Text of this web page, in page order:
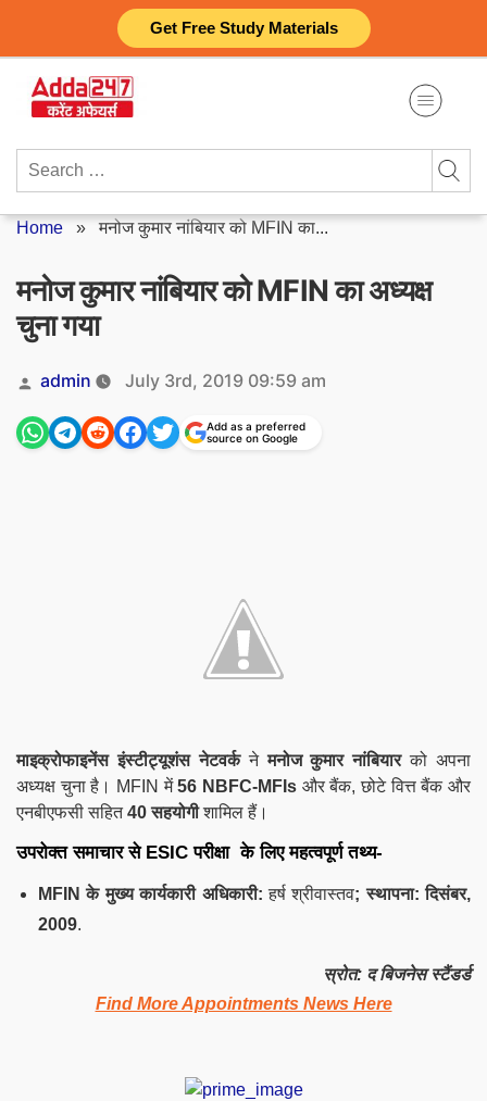
Get Free Study Materials
content
Search
Home »मनोज कुमार नांबियार को MFIN का...
मनोज कुमार नांबियार को MFIN का अध्यक्ष
चुना गया
Posted
by
admin July 3rd, 2019 09:59 am
Add as a preferred
source on Google
माइक्रोफाइनेंस इंस्टीट्यूशंस नेटवर्कनेमनोज कुमार नांबियारको अपना
अध्यक्ष चुना है। MFIN में56 NBFC-MFIs और बैंक, छोटे वित्त बैंक और
एनबीएफसी सहित40 सहयोगीशामिल हैं।
उपरोक्त समाचार से ESIC परीक्षा के लिए महत्वपूर्ण तथ्य-
MFIN के मुख्य कार्यकारी अधिकारी:हर्ष श्रीवास्तव; स्थापना: दिसंबर,
2009.
स्रोत: द बिजनेस स्टैंडर्ड
Find More Appointments News Here